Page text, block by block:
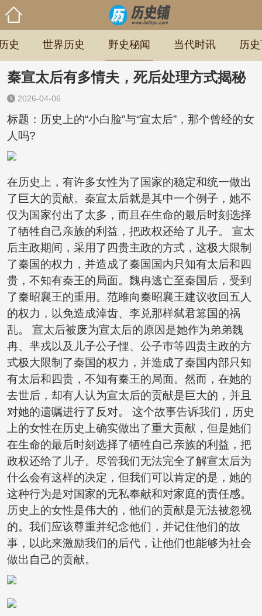
史 世界历史 野史秘闻 当代时讯 历
秦宣太后有多情夫，死后处理方式揭秘
2026-04-06
标题：历史上的“小白脸”与“宣太后”，那个曾经的女
人吗?
在历史上，有许多女性为了国家的稳定和统一做出
了巨大的贡献。秦宣太后就是其中一个例子，她不
仅为国家付出了太多，而且在生命的最后时刻选择
了牺牲自己亲族的利益，把政权还给了儿子。 宣太
后主政期间，采用了四贵主政的方式，这极大限制
了秦国的权力，并造成了秦国国内只知有太后和四
贵，不知有秦王的局面。魏冉逃亡至秦国后，受到
了秦昭襄王的重用。范雎向秦昭襄王建议收回五人
的权力，以免造成淖齿、李兑那样弑君篡国的祸
乱。 宣太后被废为宣太后的原因是她作为弟弟魏
冉、芈戎以及儿子公子悝、公子巿等四贵主政的方
式极大限制了秦国的权力，并造成了秦国内部只知
有太后和四贵，不知有秦王的局面。然而，在她的
去世后，却有人认为宣太后的贡献是巨大的，并且
对她的遗嘱进行了反对。 这个故事告诉我们，历史
上的女性在历史上确实做出了重大贡献，但是她们
在生命的最后时刻选择了牺牲自己亲族的利益，把
政权还给了儿子。尽管我们无法完全了解宣太后为
什么会有这样的决定，但我们可以肯定的是，她的
这种行为是对国家的无私奉献和对家庭的责任感。
历史上的女性是伟大的，他们的贡献是无法被忽视
的。我们应该尊重并纪念他们，并记住他们的故
事，以此来激励我们的后代，让他们也能够为社会
做出自己的贡献。